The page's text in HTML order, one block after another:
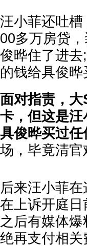
汪小菲还吐
00多万房贷
俊晔住了进
的钱给具俊晔
面对指责，
卡，但这是
具俊晔买过任
场，毕竟清官
后来汪小菲
在上诉开庭
之后有媒体
绝再支付相